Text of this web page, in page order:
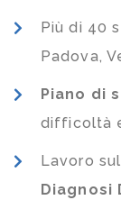
Più di 40
Padova,
Piano di
difficoltà
Lavoro
Diagnosi